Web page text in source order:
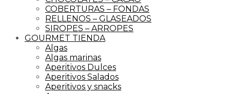
COBERTURAS – FONDAS
RELLENOS – GLASEADOS
SIROPES – ARROPES
GOURMET TIENDA
Algas
Algas marinas
Aperitivos Dulces
Aperitivos Salados
Aperitivos y snacks